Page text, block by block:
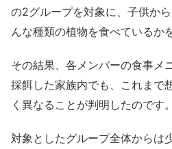
の2グループを対象に、子供か
んな種類の植物を食べているか
その結果、各メンバーの食事メ
採餌した家族内でも、これまで
く異なることが判明したのです。
対象としたグループ全体からは